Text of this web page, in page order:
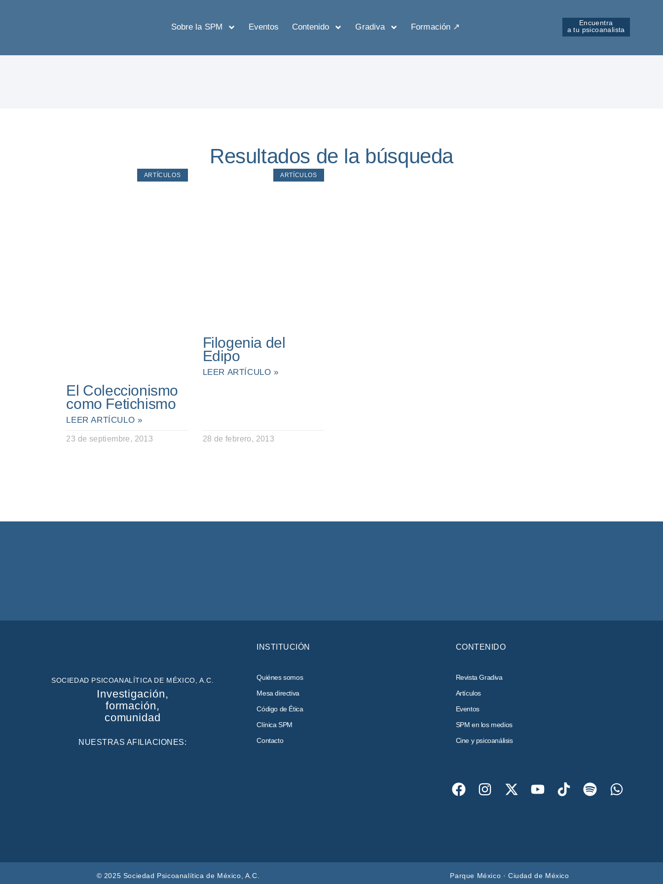
Sobre la SPM Eventos Contenido Gradiva Formación ↗︎
Encuentra
a tu psicoanalista
Resultados de la búsqueda
ARTÍCULOS
El Coleccionismo
como Fetichismo
LEER ARTÍCULO »
23 de septiembre, 2013
ARTÍCULOS
Filogenia del
Edipo
LEER ARTÍCULO »
28 de febrero, 2013
SOCIEDAD PSICOANALÍTICA DE MÉXICO, A.C.
Investigación,
formación,
comunidad
NUESTRAS AFILIACIONES:
INSTITUCIÓN
Quiénes somos
Mesa directiva
Código de Ética
Clínica SPM
Contacto
CONTENIDO
Revista Gradiva
Artículos
Eventos
SPM en los medios
Cine y psicoanálisis
© 2025 Sociedad Psicoanalítica de México, A.C. Parque México · Ciudad de México